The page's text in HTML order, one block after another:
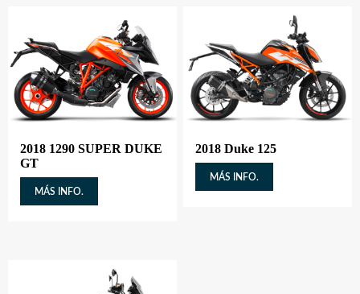
2018 1290 SUPER DUKE
GT
MÁS INFO.
2018 Duke 125
MÁS INFO.